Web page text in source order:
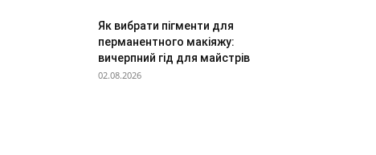
Як вибрати пігменти для
перманентного макіяжу:
вичерпний гід для майстрів
02.08.2026